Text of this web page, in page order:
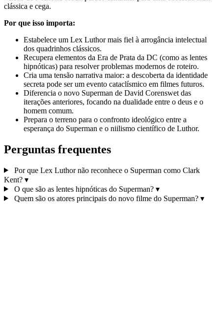
clássica e cega.
Por que isso importa:
Estabelece um Lex Luthor mais fiel à arrogância intelectual
dos quadrinhos clássicos.
Recupera elementos da Era de Prata da DC (como as lentes
hipnóticas) para resolver problemas modernos de roteiro.
Cria uma tensão narrativa maior: a descoberta da identidade
secreta pode ser um evento cataclísmico em filmes futuros.
Diferencia o novo Superman de David Corenswet das
iterações anteriores, focando na dualidade entre o deus e o
homem comum.
Prepara o terreno para o confronto ideológico entre a
esperança do Superman e o niilismo científico de Luthor.
Perguntas frequentes
Por que Lex Luthor não reconhece o Superman como Clark
Kent? ▾
O que são as lentes hipnóticas do Superman? ▾
Quem são os atores principais do novo filme do Superman? ▾